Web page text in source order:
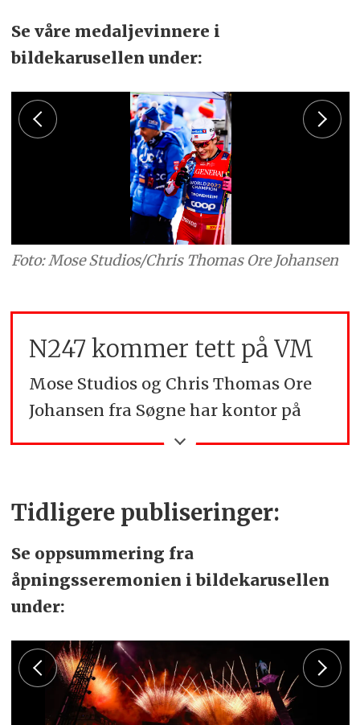
Se våre medaljevinnere i
bildekarusellen under:
Foto: Mose Studios/Chris Thomas Ore Johansen
N247 kommer tett på VM
Mose Studios og Chris Thomas Ore
Johansen fra Søgne har kontor på
Tangvall. Han er engasjert som
innhenting av innhold for Craft og
langrennslandslaget. Mens han er til
stede i Trondheim, vil han også
levere materiale og kommentarer for
på stemningen og utøvere i
Trondheim.
Tidligere publiseringer:
Se oppsummering fra
åpningsseremonien i bildekarusellen
under: